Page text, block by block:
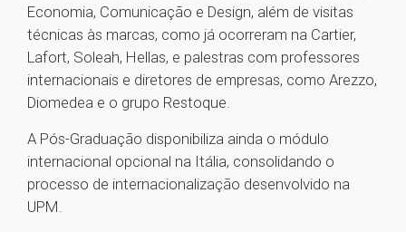
Economia, Comunicação e Design, além de visitas
técnicas às marcas, como já ocorreram na Cartier,
Lafort, Soleah, Hellas, e palestras com professores
internacionais e diretores de empresas, como Arezzo,
Diomedea e o grupo Restoque.
A Pós-Graduação disponibiliza ainda o módulo
internacional opcional na Itália, consolidando o
processo de internacionalização desenvolvido na
UPM.